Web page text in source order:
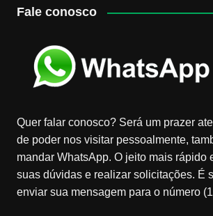
Fale conosco
Quer falar conosco? Será um prazer
de poder nos visitar pessoalmente,
mandar WhatsApp. O jeito mais rápido
suas dúvidas e realizar solicitações. É
enviar sua mensagem para o número